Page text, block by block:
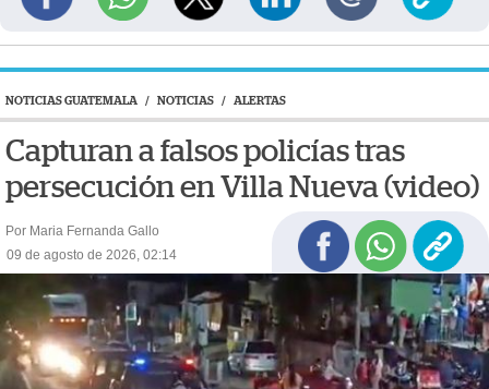
NOTICIAS GUATEMALA / NOTICIAS / ALERTAS
Capturan a falsos policías tras
persecución en Villa Nueva (video)
Por Maria Fernanda Gallo
09 de agosto de 2026, 02:14